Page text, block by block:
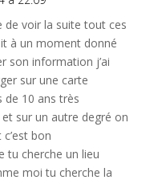
de voir la suite tout ces
à un moment donné
son information j’ai
sur une carte
de 10 ans très
sur un autre degré on
bon
tu cherche un lieu
moi tu cherche la